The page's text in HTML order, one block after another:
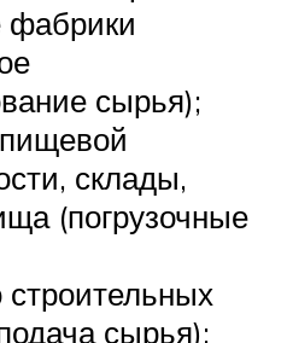
фабрики
сырья);
склады,
(погрузочные
строительных
сырья);